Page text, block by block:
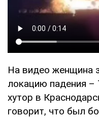
На видео женщина
локацию падения –
хутор в
говорит, что был